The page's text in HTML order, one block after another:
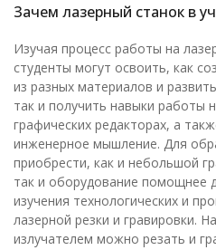
Зачем лазерный станок в
Изучая процесс работы на
студенты могут освоить, как
из разных материалов и
так и получить навыки работы
графических редакторах, а
инженерное мышление. Для
приобрести, как и небольшой
так и оборудование помощнее
изучения технологических и
лазерной резки и гравировки.
излучателем можно резать и